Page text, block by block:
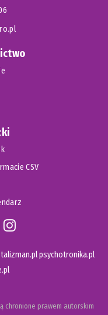
CSV
talizman.plpsychotronika.pl
chronione prawem autorskim